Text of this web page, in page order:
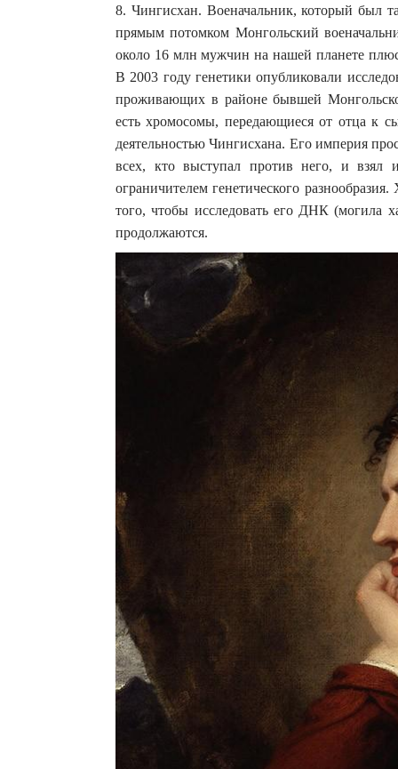
8. Чингисхан. Военачальник, который был
прямым потомком Монгольский
около 16 млн мужчин на нашей планете
В 2003 году генетики опубликовали
проживающих в районе бывшей
есть хромосомы, передающиеся от отца к
деятельностью Чингисхана. Его империя
всех, кто выступал против него, и
ограничителем генетического
того, чтобы исследовать его ДНК (могила
продолжаются.